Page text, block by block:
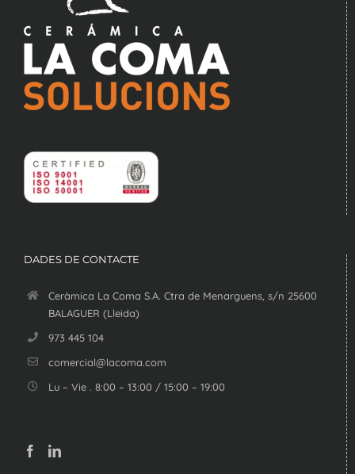
DADES DE CONTACTE
Ceràmica La Coma S.A. Ctra de Menarguens, s/n 25600
BALAGUER (Lleida)
973 445 104
comercial@lacoma.com
Lu – Vie . 8:00 – 13:00 / 15:00 – 19:00